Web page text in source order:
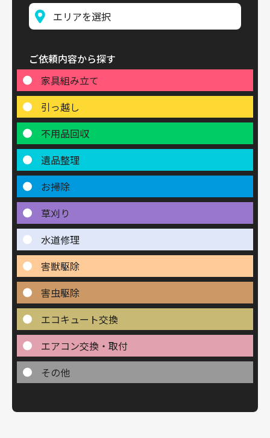
ご依頼内容から探す
家具組み立て
引っ越し
不用品回収
遺品整理
お掃除
草刈り
水道修理
害獣駆除
害虫駆除
エコキュート交換
エアコン交換・取付
その他